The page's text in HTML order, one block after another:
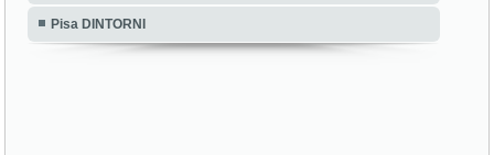
Pisa DINTORNI